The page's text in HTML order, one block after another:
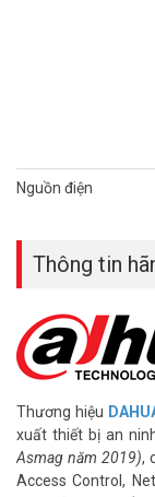
Đặt mua Online
PV-S3 mới nhất,
trợ tốt nhất.
Nguồn điện
Thông tin
Thương hiệu
xuất thiết bị an
Asmag năm 2019),
Access Control,